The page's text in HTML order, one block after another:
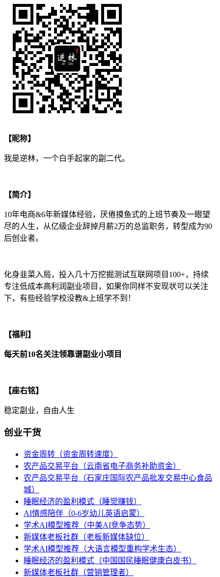
【昵称】
我是逆林，一个白手起家的副二代。
【简介】
10年电商&6年新媒体经验，厌倦摸鱼式的上班节奏及一眼望
尽的人生，从亿级企业辞掉月薪2万的总监职务，转型成为90
后创业者。
化身韭菜入局，投入几十万挖掘测试互联网项目100+，持续
专注低成本高利润副业项目，如果你同样不安现状可以关注
下，有些经验学校没教&上班学不到！
【福利】
每天前10名关注领靠谱副业小项目
【座右铭】
稳定副业，自由人生
创业干货
资金周转（资金周转速度）
农产品交易平台（云南省电子商务补助资金）
农产品交易平台（石家庄国际农产品批发交易中心食品
城）
睡眠经济的盈利模式（睡觉赚钱）
AI情感陪伴（0-6岁幼儿英语启蒙）
学术AI模型推荐（中美AI竞争态势）
新媒体老板社群（老板新媒体缺位）
学术AI模型推荐（大语言模型重构学术生态）
睡眠经济的盈利模式（中国国民睡眠健康白皮书）
新媒体老板社群（营销管理者）